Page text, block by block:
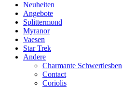
Neuheiten
Angebote
Splittermond
Myranor
Vaesen
Star Trek
Andere
Charmante Schwertlesben
Contact
Coriolis